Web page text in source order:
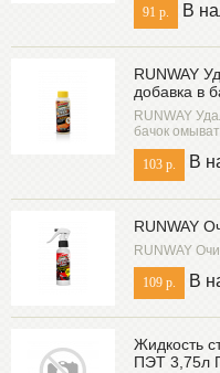
91 р. В
RUNWAY
добавка в
RUNWAY
бачок
103 р. В
RUNWAY
RUNWAY
109 р. В
Жидкость
ПЭТ 3,75л